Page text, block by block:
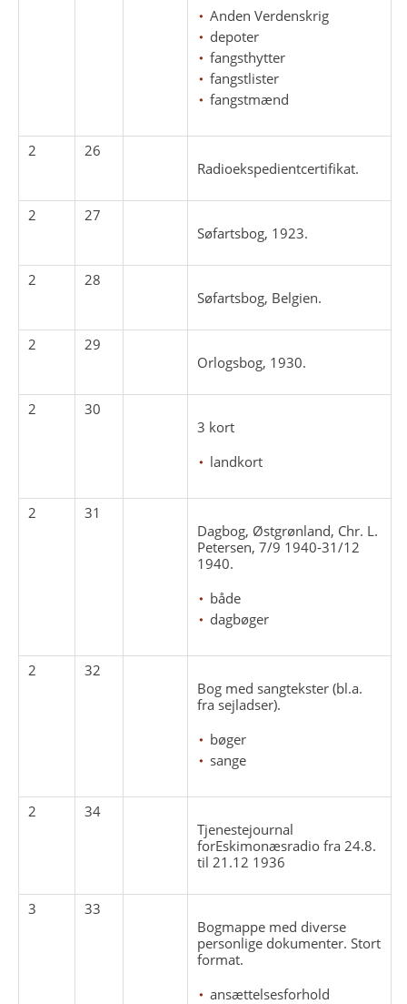
Anden Verdenskrig
depoter
fangsthytter
fangstlister
fangstmænd
2
26
Radioekspedientcertifikat.
2
27
Søfartsbog, 1923.
2
28
Søfartsbog, Belgien.
2
29
Orlogsbog, 1930.
2
30
3 kort
landkort
2
31
Dagbog, Østgrønland, Chr. L.
Petersen, 7/9 1940-31/12
1940.
både
dagbøger
2
32
Bog med sangtekster (bl.a.
fra sejladser).
bøger
sange
2
34
Tjenestejournal
forEskimonæsradio fra 24.8.
til 21.12 1936
3
33
Bogmappe med diverse
personlige dokumenter. Stort
format.
ansættelsesforhold